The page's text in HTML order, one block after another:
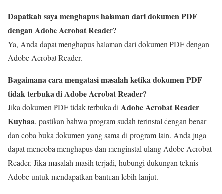
Dapatkah saya menghapus halaman dari dokumen PDF
dengan Adobe Acrobat Reader?
Ya, Anda dapat menghapus halaman dari dokumen PDF dengan
Adobe Acrobat Reader.
Bagaimana cara mengatasi masalah ketika dokumen PDF
tidak terbuka di Adobe Acrobat Reader?
Jika dokumen PDF tidak terbuka di Adobe Acrobat Reader
Kuyhaa, pastikan bahwa program sudah terinstal dengan benar
dan coba buka dokumen yang sama di program lain. Anda juga
dapat mencoba menghapus dan menginstal ulang Adobe Acrobat
Reader. Jika masalah masih terjadi, hubungi dukungan teknis
Adobe untuk mendapatkan bantuan lebih lanjut.